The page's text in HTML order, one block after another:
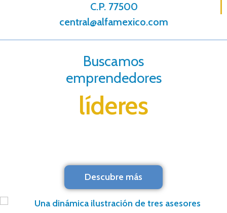
C.P. 77500
central@alfamexico.com
Buscamos
emprendedores
líderes
Descubre más